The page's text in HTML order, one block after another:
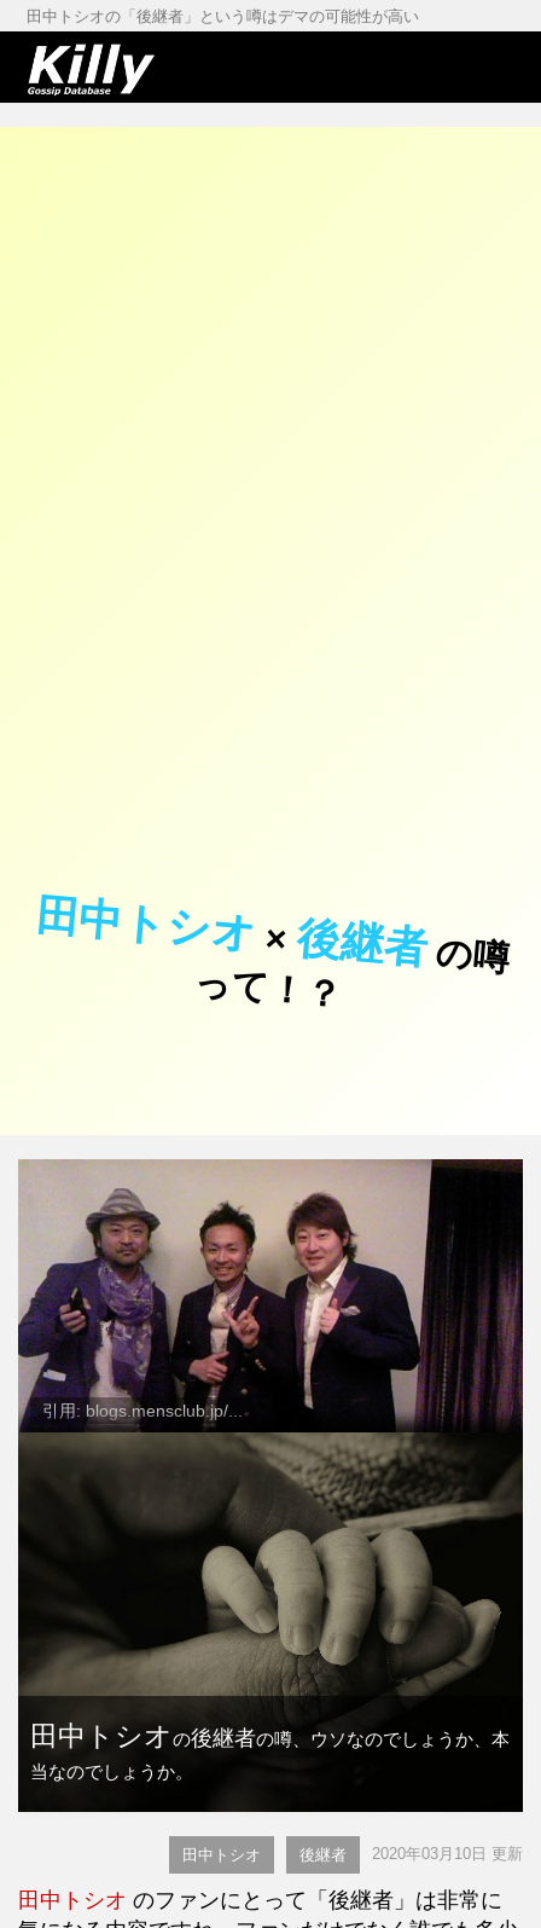
田中トシオの「後継者」という噂はデマの可能性が高い
田中トシオ ×後継者の
噂
っ
て
！
？
引用: blogs.mensclub.jp/...
田中トシオの後継者の噂、ウソなのでしょうか、本
当なのでしょうか。
田中トシオ 後継者 2020年03月10日 更新
田中トシオ のファンにとって「後継者」は非常に